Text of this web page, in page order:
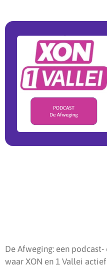
De Afweging: een
waar XON en 1 Vallei